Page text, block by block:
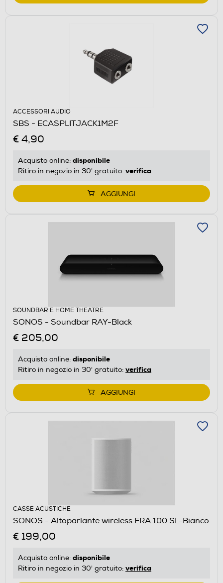
ACCESSORI AUDIO
SBS - ECASPLITJACK1M2F
€ 4,90
Acquisto online: disponibile
Ritiro in negozio in 30' gratuito: verifica
AGGIUNGI
SOUNDBAR E HOME THEATRE
SONOS - Soundbar RAY-Black
€ 205,00
Acquisto online: disponibile
Ritiro in negozio in 30' gratuito: verifica
AGGIUNGI
CASSE ACUSTICHE
SONOS - Altoparlante wireless ERA 100 SL-Bianco
€ 199,00
Acquisto online: disponibile
Ritiro in negozio in 30' gratuito: verifica